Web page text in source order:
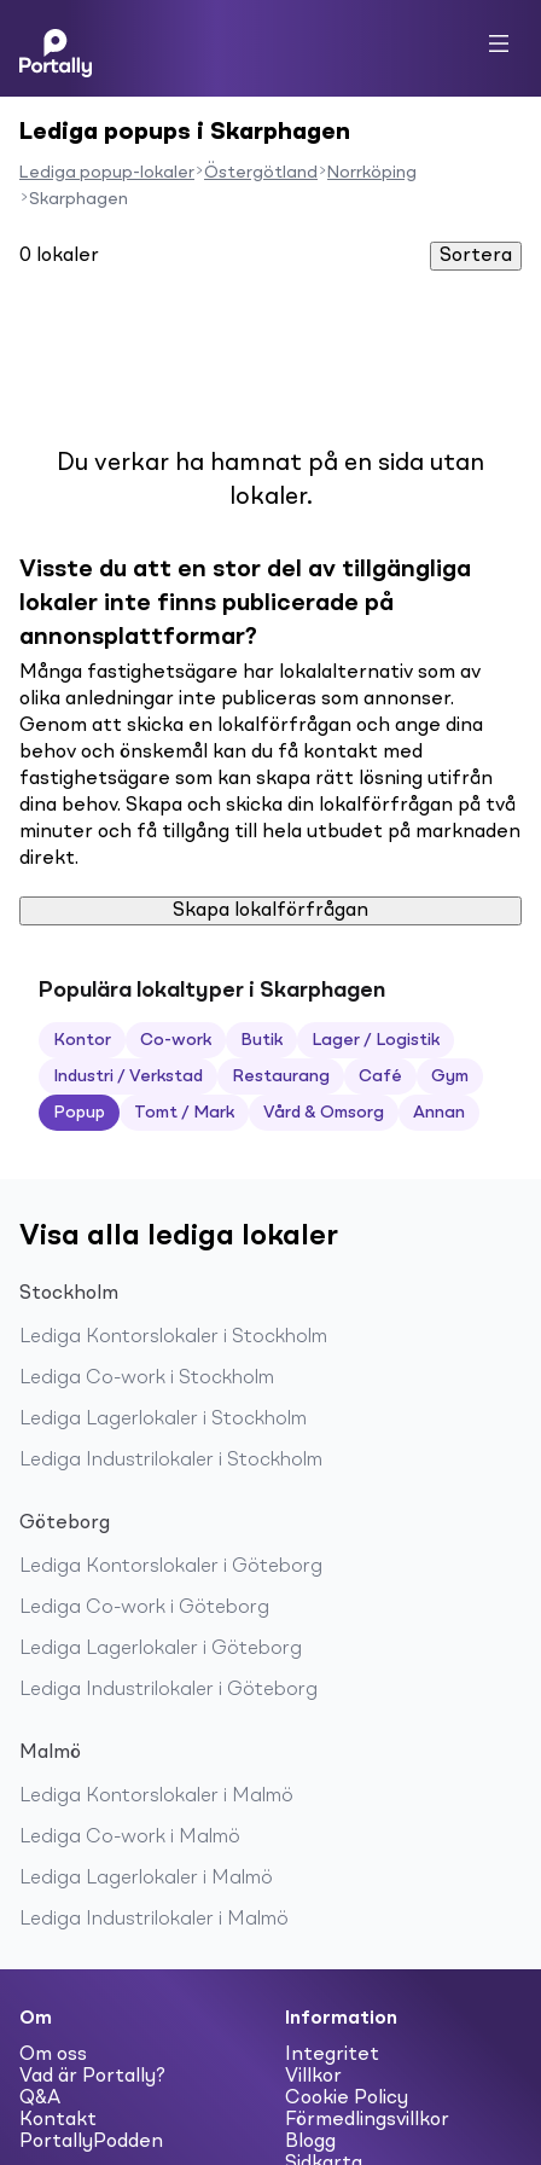
Lediga popups i Skarphagen
Lediga popup-lokaler Östergötland
Norrköping
Skarphagen
0 lokaler Sortera
Du verkar ha hamnat på en sida utan
lokaler.
Visste du att en stor del av tillgängliga
lokaler inte finns publicerade på
annonsplattformar?
Många fastighetsägare har lokalalternativ som av
olika anledningar inte publiceras som annonser.
Genom att skicka en lokalförfrågan och ange dina
behov och önskemål kan du få kontakt med
fastighetsägare som kan skapa rätt lösning utifrån
dina behov. Skapa och skicka din lokalförfrågan på två
minuter och få tillgång till hela utbudet på marknaden
direkt.
Skapa lokalförfrågan
Populära lokaltyper i Skarphagen
Kontor Co-work Butik Lager / Logistik
Industri / Verkstad Restaurang Café Gym
Popup Tomt / Mark Vård & Omsorg Annan
Visa alla lediga lokaler
Stockholm
Lediga Kontorslokaler i Stockholm
Lediga Co-work i Stockholm
Lediga Lagerlokaler i Stockholm
Lediga Industrilokaler i Stockholm
Göteborg
Lediga Kontorslokaler i Göteborg
Lediga Co-work i Göteborg
Lediga Lagerlokaler i Göteborg
Lediga Industrilokaler i Göteborg
Malmö
Lediga Kontorslokaler i Malmö
Lediga Co-work i Malmö
Lediga Lagerlokaler i Malmö
Lediga Industrilokaler i Malmö
Om
Om oss
Vad är Portally?
Q&A
Kontakt
PortallyPodden
Information
Integritet
Villkor
Cookie Policy
Förmedlingsvillkor
Blogg